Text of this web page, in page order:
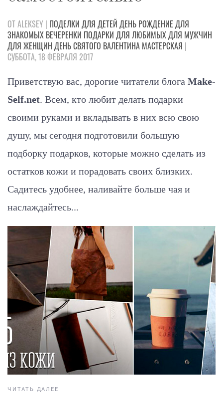
ОТ ALEKSEY | ПОДЕЛКИ ДЛЯ ДЕТЕЙ ДЕНЬ РОЖДЕНИЕ ДЛЯ
ЗНАКОМЫХ ВЕЧЕРЕНКИ ПОДАРКИ ДЛЯ ЛЮБИМЫХДЛЯ МУЖЧИН
ДЛЯ ЖЕНЩИН ДЕНЬ СВЯТОГО ВАЛЕНТИНА МАСТЕРСКАЯ |
СУББОТА, 18 ФЕВРАЛЯ 2017
Приветствую вас, дорогие читатели блога Make-
Self.net. Всем, кто любит делать подарки
своими руками и вкладывать в них всю свою
душу, мы сегодня подготовили большую
подборку подарков, которые можно сделать из
остатков кожи и порадовать своих близких.
Садитесь удобнее, наливайте больше чая и
наслаждайтесь...
ЧИТАТЬ ДАЛЕЕ